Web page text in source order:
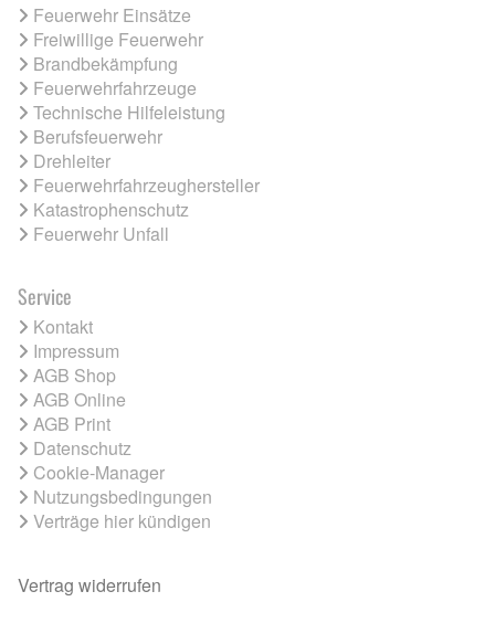
Feuerwehr Einsätze
Freiwillige Feuerwehr
Brandbekämpfung
Feuerwehrfahrzeuge
Technische Hilfeleistung
Berufsfeuerwehr
Drehleiter
Feuerwehrfahrzeughersteller
Katastrophenschutz
Feuerwehr Unfall
Service
Kontakt
Impressum
AGB Shop
AGB Online
AGB Print
Datenschutz
Cookie-Manager
Nutzungsbedingungen
Verträge hier kündigen
Vertrag widerrufen